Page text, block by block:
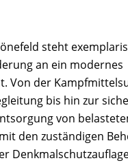
steht
an ein modernes
Von der
bis hin zur
von
den zuständigen